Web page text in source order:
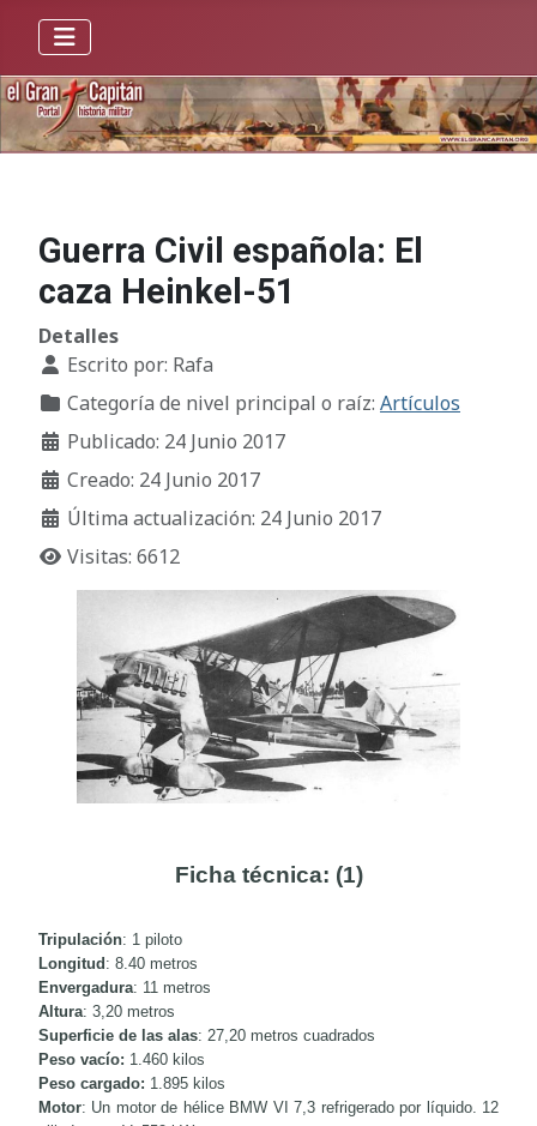
Guerra Civil española: El
caza Heinkel-51
Detalles
Escrito por: Rafa
Categoría de nivel principal o raíz: Artículos
Publicado: 24 Junio 2017
Creado: 24 Junio 2017
Última actualización: 24 Junio 2017
Visitas: 6612
Ficha técnica: (1)
Tripulación: 1 piloto
Longitud : 8.40 metros
Envergadura: 11 metros
Altura: 3,20 metros
Superficie de las alas: 27,20 metros cuadrados
Peso vacío: 1.460 kilos
Peso cargado: 1.895 kilos
Motor: Un motor de hélice BMW VI 7,3 refrigerado por líquido. 12